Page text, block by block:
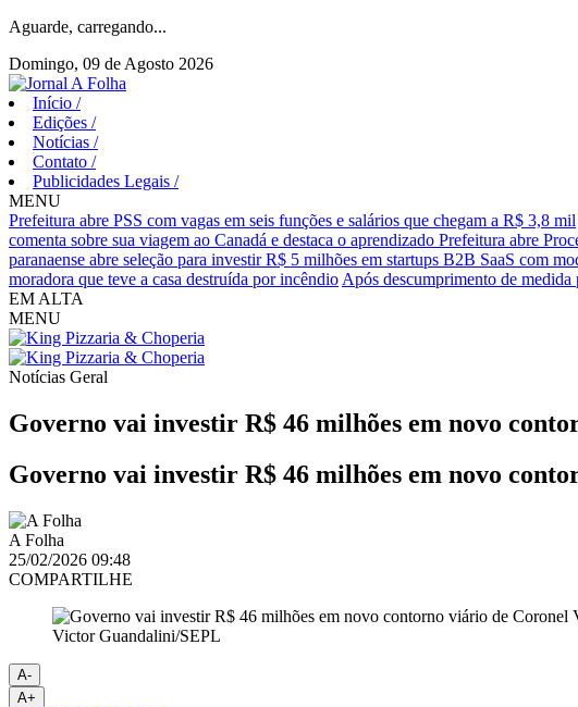
Aguarde, carregando...
Domingo, 09 de Agosto 2026
Início /
Edições /
Notícias /
Contato /
Publicidades Legais /
MENU
Prefeitura abre PSS com vagas em seis funções e salários que chegam a R$ 3,8 mil
comenta sobre sua viagem ao Canadá e destaca o aprendizado Prefeitura abre
paranaense abre seleção para investir R$ 5 milhões em startups B2B SaaS com
moradora que teve a casa destruída por incêndio Após descumprimento de
EM ALTA
MENU
Notícias Geral
Governo vai investir R$ 46 milhões em novo
Governo vai investir R$ 46 milhões em novo
A Folha
25/02/2026 09:48
COMPARTILHE
Victor Guandalini/SEPL
A-
A+